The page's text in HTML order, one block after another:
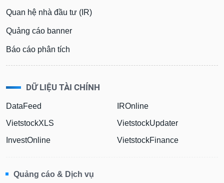
Quan hệ nhà đầu tư (IR)
Quảng cáo banner
Báo cáo phân tích
DỮ LIỆU TÀI CHÍNH
DataFeed
VietstockXLS
InvestOnline
IROnline
VietstockUpdater
VietstockFinance
Quảng cáo & Dịch vụ